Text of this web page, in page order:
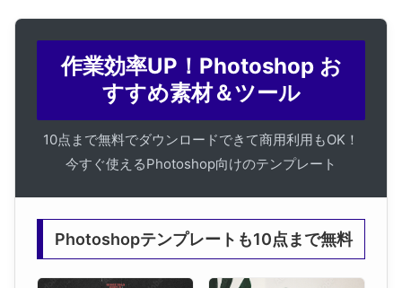
作業効率UP！Photoshop お
すすめ素材＆ツール
10点まで無料でダウンロードできて商用利用もOK！
今すぐ使えるPhotoshop向けのテンプレート
Photoshopテンプレートも10点まで無料